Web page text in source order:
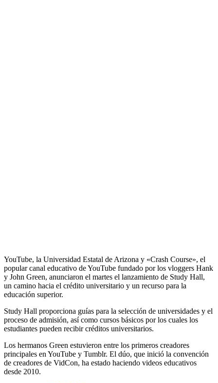
YouTube, la Universidad Estatal de Arizona y «Crash Course», el
popular canal educativo de YouTube fundado por los vloggers Hank
y John Green, anunciaron el martes el lanzamiento de Study Hall,
un camino hacia el crédito universitario y un recurso para la
educación superior.
Study Hall proporciona guías para la selección de universidades y el
proceso de admisión, así como cursos básicos por los cuales los
estudiantes pueden recibir créditos universitarios.
Los hermanos Green estuvieron entre los primeros creadores
principales en YouTube y Tumblr. El dúo, que inició la convención
de creadores de VidCon, ha estado haciendo videos educativos
desde 2010.